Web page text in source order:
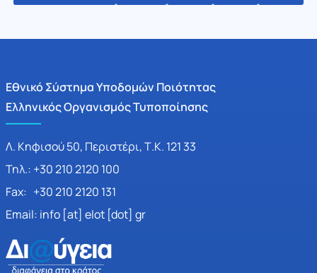
Εθνικό Σύστημα Υποδομών Ποιότητας
Ελληνικός Οργανισμός Τυποποίησης
Λ. Κηφισού 50, Περιστέρι, Τ.Κ. 121 33
Τηλ.: +30 210 2120 100
Fax: +30 210 2120 131
Email: info [at] elot [dot] gr